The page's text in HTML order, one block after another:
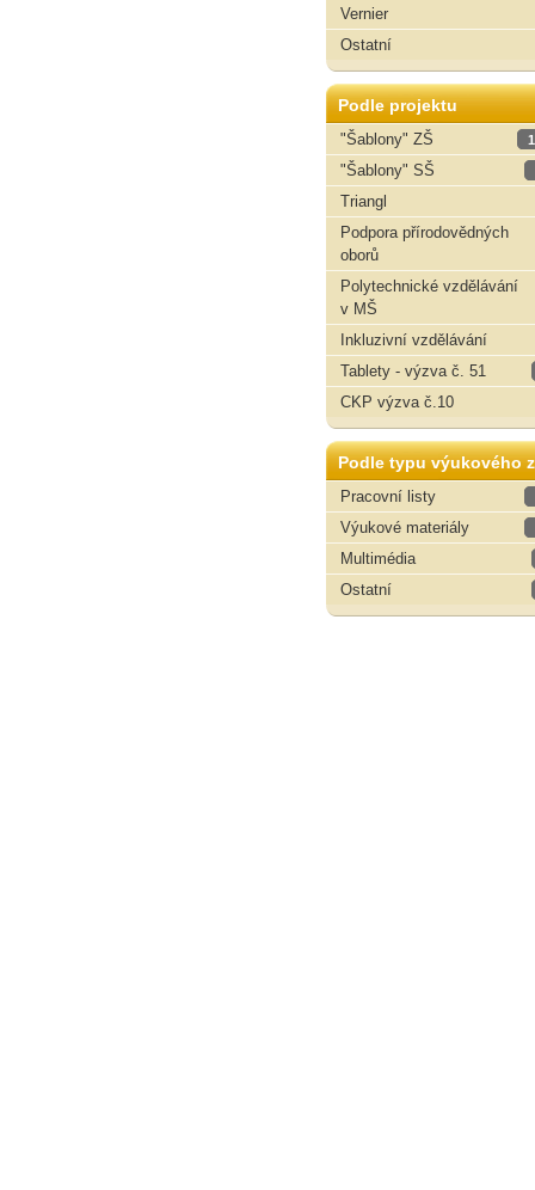
Vernier
Ostatní
Podle projektu
"Šablony" ZŠ
"Šablony" SŠ
Triangl
Podpora přírodovědných
oborů
Polytechnické vzdělávání
v MŠ
Inkluzivní vzdělávání
Tablety - výzva č. 51
CKP výzva č.10
Podle typu výukového
Pracovní listy
Výukové materiály
Multimédia
Ostatní